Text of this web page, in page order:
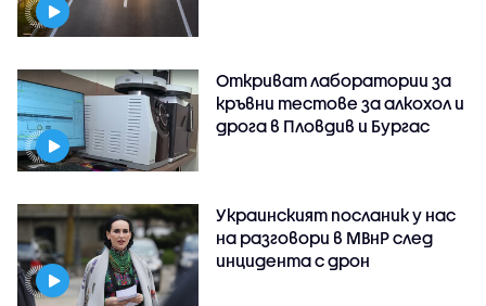
Откриват лаборатории за
кръвни тестове за алкохол и
дрога в Пловдив и Бургас
Украинският посланик у нас
на разговори в МВнР след
инцидента с дрон